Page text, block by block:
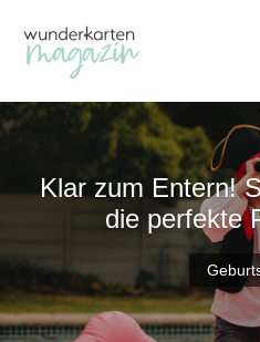
Klar zum Entern!
die perfekte